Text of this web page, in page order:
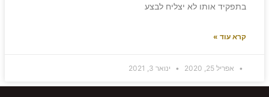
בתפקיד אותו לא יצליח לבצע
קרא עוד »
אפריל 25, 2020 ינואר 3, 2021